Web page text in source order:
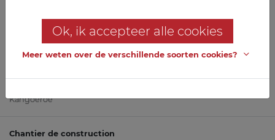
Un projet global dans lequel nous étions responsables de toutes
Kangoeroe
Chantier de construction
Ok, ik accepteer alle cookies
Meer weten over de verschillende soorten cookies?